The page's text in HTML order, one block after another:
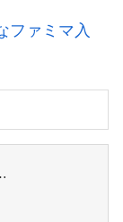
ファミマ入